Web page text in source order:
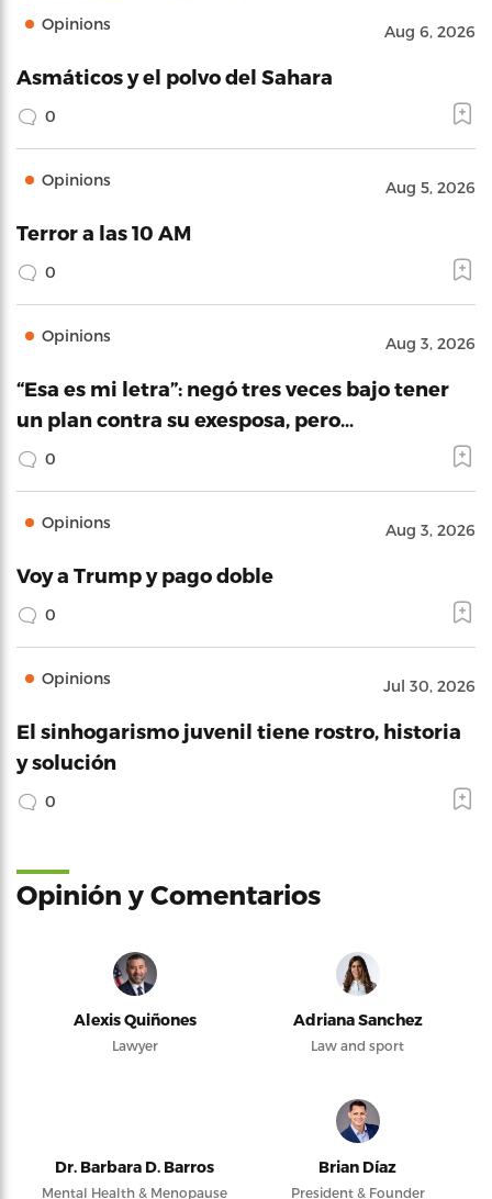
Opinions Aug 6, 2026
Asmáticos y el polvo del Sahara
0
Opinions Aug 5, 2026
Terror a las 10 AM
0
Opinions Aug 3, 2026
“Esa es mi letra”: negó tres veces bajo tener
un plan contra su exesposa, pero…
0
Opinions Aug 3, 2026
Voy a Trump y pago doble
0
Opinions Jul 30, 2026
El sinhogarismo juvenil tiene rostro, historia
y solución
0
Opinión y Comentarios
Alexis Quiñones
Lawyer
Adriana Sanchez
Law and sport
Dr. Barbara D. Barros
Mental Health & Menopause
Brian Díaz
President & Founder